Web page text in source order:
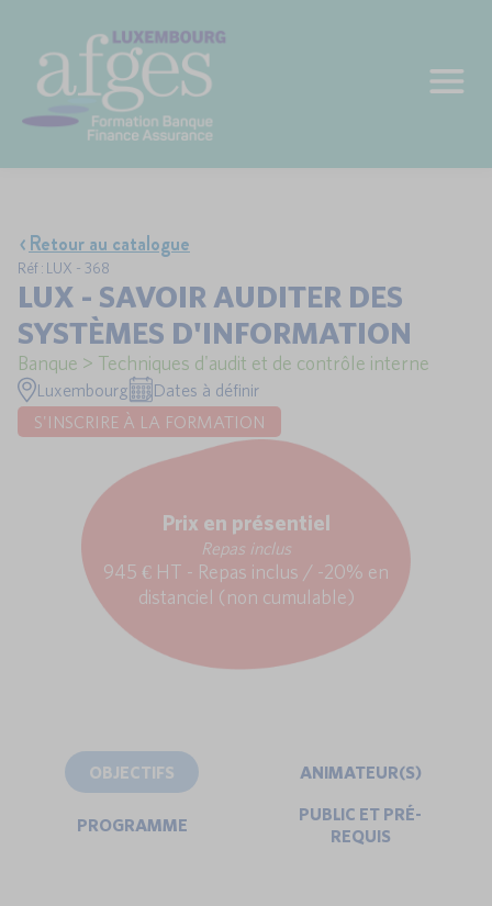
Retour au catalogue
Réf : LUX - 368
LUX - SAVOIR AUDITER DES
SYSTÈMES D'INFORMATION
Banque > Techniques d'audit et de contrôle interne
Luxembourg
Dates à définir
S'INSCRIRE À LA FORMATION
Prix en présentiel
Repas inclus
945 € HT - Repas inclus / -20% en
distanciel (non cumulable)
OBJECTIFS ANIMATEUR(S)
PROGRAMME
PUBLIC ET PRÉ-
REQUIS